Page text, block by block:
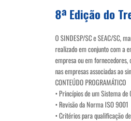
8ª Edição do
O SINDESP/SC e SEAC/SC,
realizado em conjunto com a
empresa ou em
nas empresas associadas ao
CONTEÚDO PROGRAMÁTICO
• Princípios de um Sistema de
• Revisão da Norma ISO 9001
• Critérios para qualificação